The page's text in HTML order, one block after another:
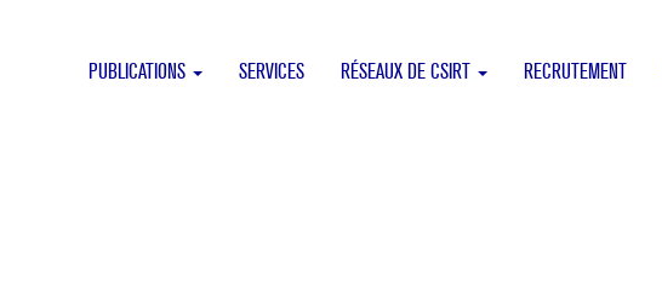
PUBLICATIONS SERVICES RÉSEAUX DE CSIRT RECRUTEMENT